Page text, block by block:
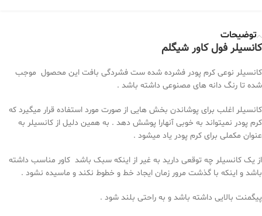
توضیحات
کانسیلر فول کاور شیگلم
کانسیلر نوعی کرم پودر فشرده شده ست فشردگی بافت این محصول موجب
شده تا رنگ دانه های مصنوعی داشته باشد .
کانسیلر اغلب برای پوشاندن بخش هایی از صورت مورد استفاده قرار میگیرد که
کرم پودر نمیتواند به خوبی آنهارا پوشش دهد . به همین دلیل از کانسیلر به
عنوان مکملی برای کرم پودر یاد میشود .
از یک کانسیلر چه توقعی دارید به غیر از اینکه سبک باشد کاور مناسب داشته
باشد و اینکه با گذشت مرور زمان ایجاد خط و خطوط نکند و ماسیده نشود .
پیگمنت بالایی داشته باشد و به راحتی بلند شود .